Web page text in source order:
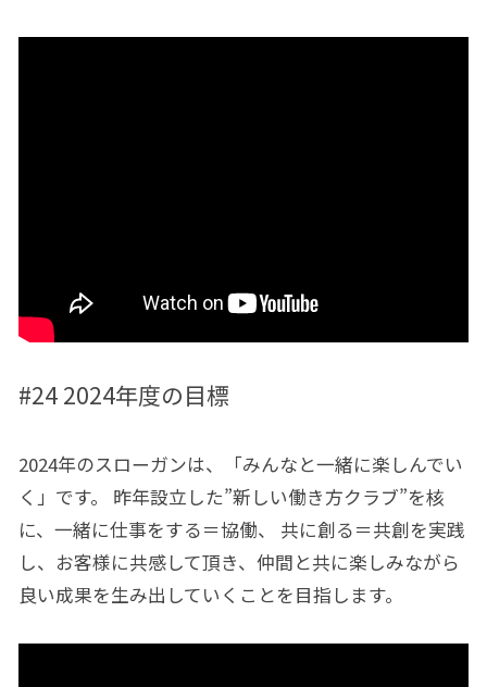
#24 2024年度の目標
2024年のスローガンは、「みんなと一緒に楽しんでい
く」です。 昨年設立した”新しい働き方クラブ”を核
に、一緒に仕事をする＝協働、 共に創る＝共創を実践
し、お客様に共感して頂き、仲間と共に楽しみながら
良い成果を生み出していくことを目指します。